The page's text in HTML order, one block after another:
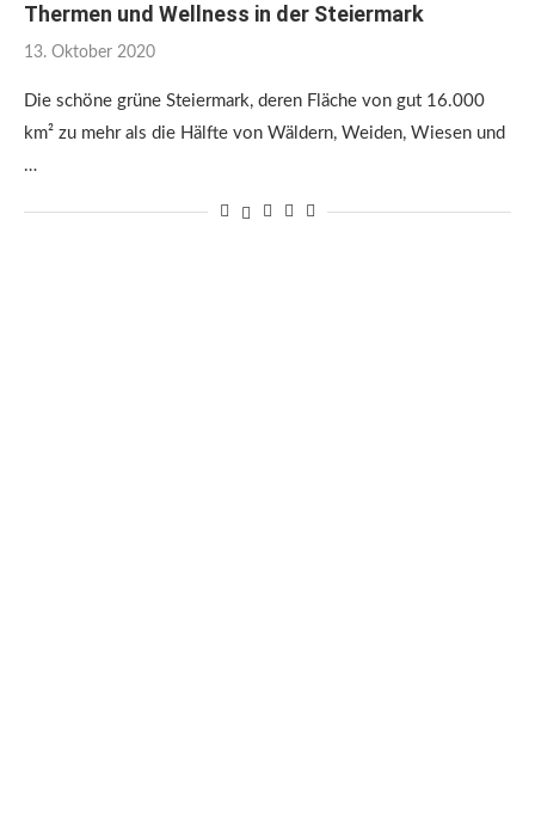
Thermen und Wellness in der Steiermark
13. Oktober 2020
Die schöne grüne Steiermark, deren Fläche von gut 16.000
km² zu mehr als die Hälfte von Wäldern, Weiden, Wiesen und
…